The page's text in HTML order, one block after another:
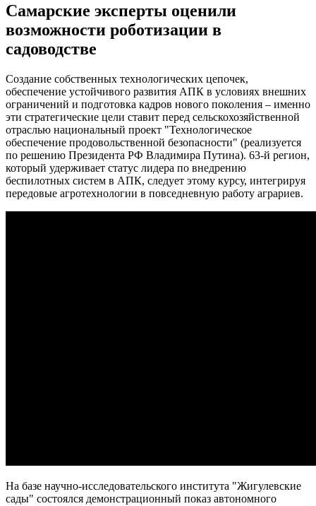
09.08.2026 | 15:35
Где в Самаре приведут в порядок газоны 9 августа: список
адресов
09.08.2026 | 15:31
Нападающий КС рассказал об игре команды с новым
тренером
09.08.2026 | 15:05
Вратарь Гудиев рассказал о тактике "Акрона" на матч с
"Локомотивом"
09.08.2026 | 14:25
В Красноглинском районе Самары водитель легковушки сбил
ребенка
09.08.2026 | 14:16
В России могут отменить ЕГЭ с 2027 года
09.08.2026 | 12:35
На Самарскую область 9 августа обрушатся гроза, ливень и
град
09.08.2026 | 10:24
Врач перечислил полезные для работы мозга продукты
09.08.2026 | 10:05
Самарские эксперты оценили
возможности роботизации в
садоводстве
Создание собственных технологических цепочек,
обеспечение устойчивого развития АПК в условиях внешних
ограничений и подготовка кадров нового поколения – именно
эти стратегические цели ставит перед сельскохозяйственной
отраслью национальный проект "Технологическое
обеспечение продовольственной безопасности" (реализуется
по решению Президента РФ Владимира Путина). 63-й регион,
который удерживает статус лидера по внедрению
беспилотных систем в АПК, следует этому курсу, интегрируя
передовые агротехнологии в повседневную работу аграриев.
На базе научно-исследовательского института "Жигулевские
сады" состоялся демонстрационный показ автономного